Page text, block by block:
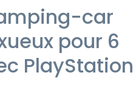
car
pour 6
PlayStation